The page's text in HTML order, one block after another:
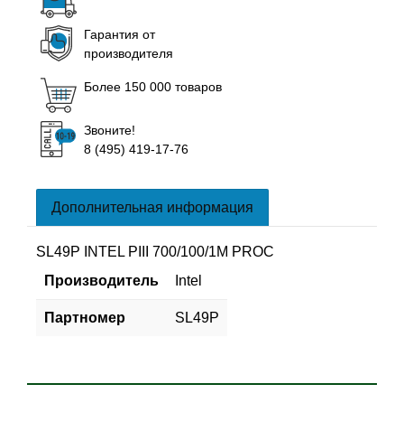
Гарантия от
производителя
Более 150 000 товаров
Звоните!
8 (495) 419-17-76
Дополнительная информация
SL49P INTEL PIII 700/100/1M PROC
Производитель
Intel
Партномер SL49P